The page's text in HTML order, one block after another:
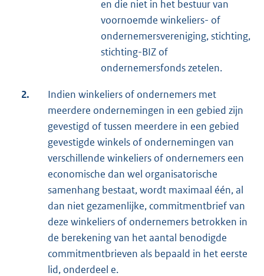
en die niet in het bestuur van
voornoemde winkeliers- of
ondernemersvereniging, stichting,
stichting-BIZ of
ondernemersfonds zetelen.
2.
Indien winkeliers of ondernemers met
meerdere ondernemingen in een gebied zijn
gevestigd of tussen meerdere in een gebied
gevestigde winkels of ondernemingen van
verschillende winkeliers of ondernemers een
economische dan wel organisatorische
samenhang bestaat, wordt maximaal één, al
dan niet gezamenlijke, commitmentbrief van
deze winkeliers of ondernemers betrokken in
de berekening van het aantal benodigde
commitmentbrieven als bepaald in het eerste
lid, onderdeel e.